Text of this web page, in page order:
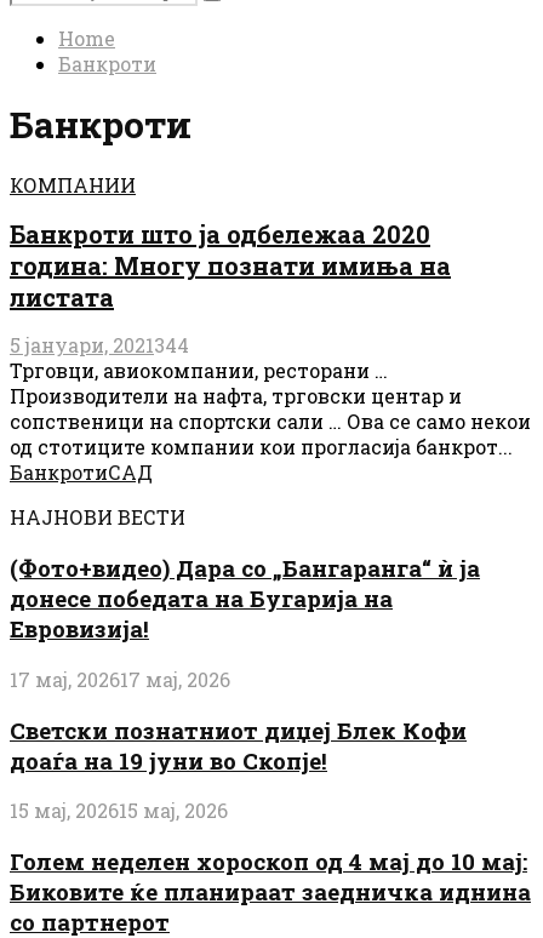
for:
Search
Home
Банкроти
Банкроти
КОМПАНИИ
Банкроти што ја одбележаа 2020
година: Многу познати имиња на
листата
5 јануари, 2021344
Трговци, авиокомпании, ресторани …
Производители на нафта, трговски центар и
сопственици на спортски сали … Ова се само некои
од стотиците компании кои прогласија банкрот...
БанкротиСАД
НАЈНОВИ ВЕСТИ
(Фото+видео) Дара со „Бангаранга“ ѝ ја
донесе победата на Бугарија на
Евровизија!
17 мај, 202617 мај, 2026
Светски познатниот диџеј Блек Кофи
доаѓа на 19 јуни во Скопје!
15 мај, 202615 мај, 2026
Голем неделен хороскоп од 4 мај до 10 мај:
Биковите ќе планираат заедничка иднина
со партнерот